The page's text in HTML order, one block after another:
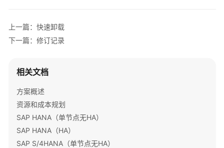
站
架
化
核
心
数
据
库
上一篇：快速卸载
下一篇：修订记录
相关文档
方案概述
资源和成本规划
SAP HANA（单节点无HA）
SAP HANA（HA）
SAP S/4HANA（单节点无HA）